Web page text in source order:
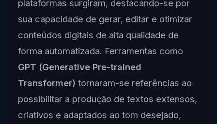
plataformas surgiram, destacando-se por
sua capacidade de gerar, editar e otimizar
conteúdos digitais de alta qualidade de
forma automatizada. Ferramentas como
GPT (Generative Pre-trained
Transformer) tornaram-se referências ao
possibilitar a produção de textos extensos,
criativos e adaptados ao tom desejado,